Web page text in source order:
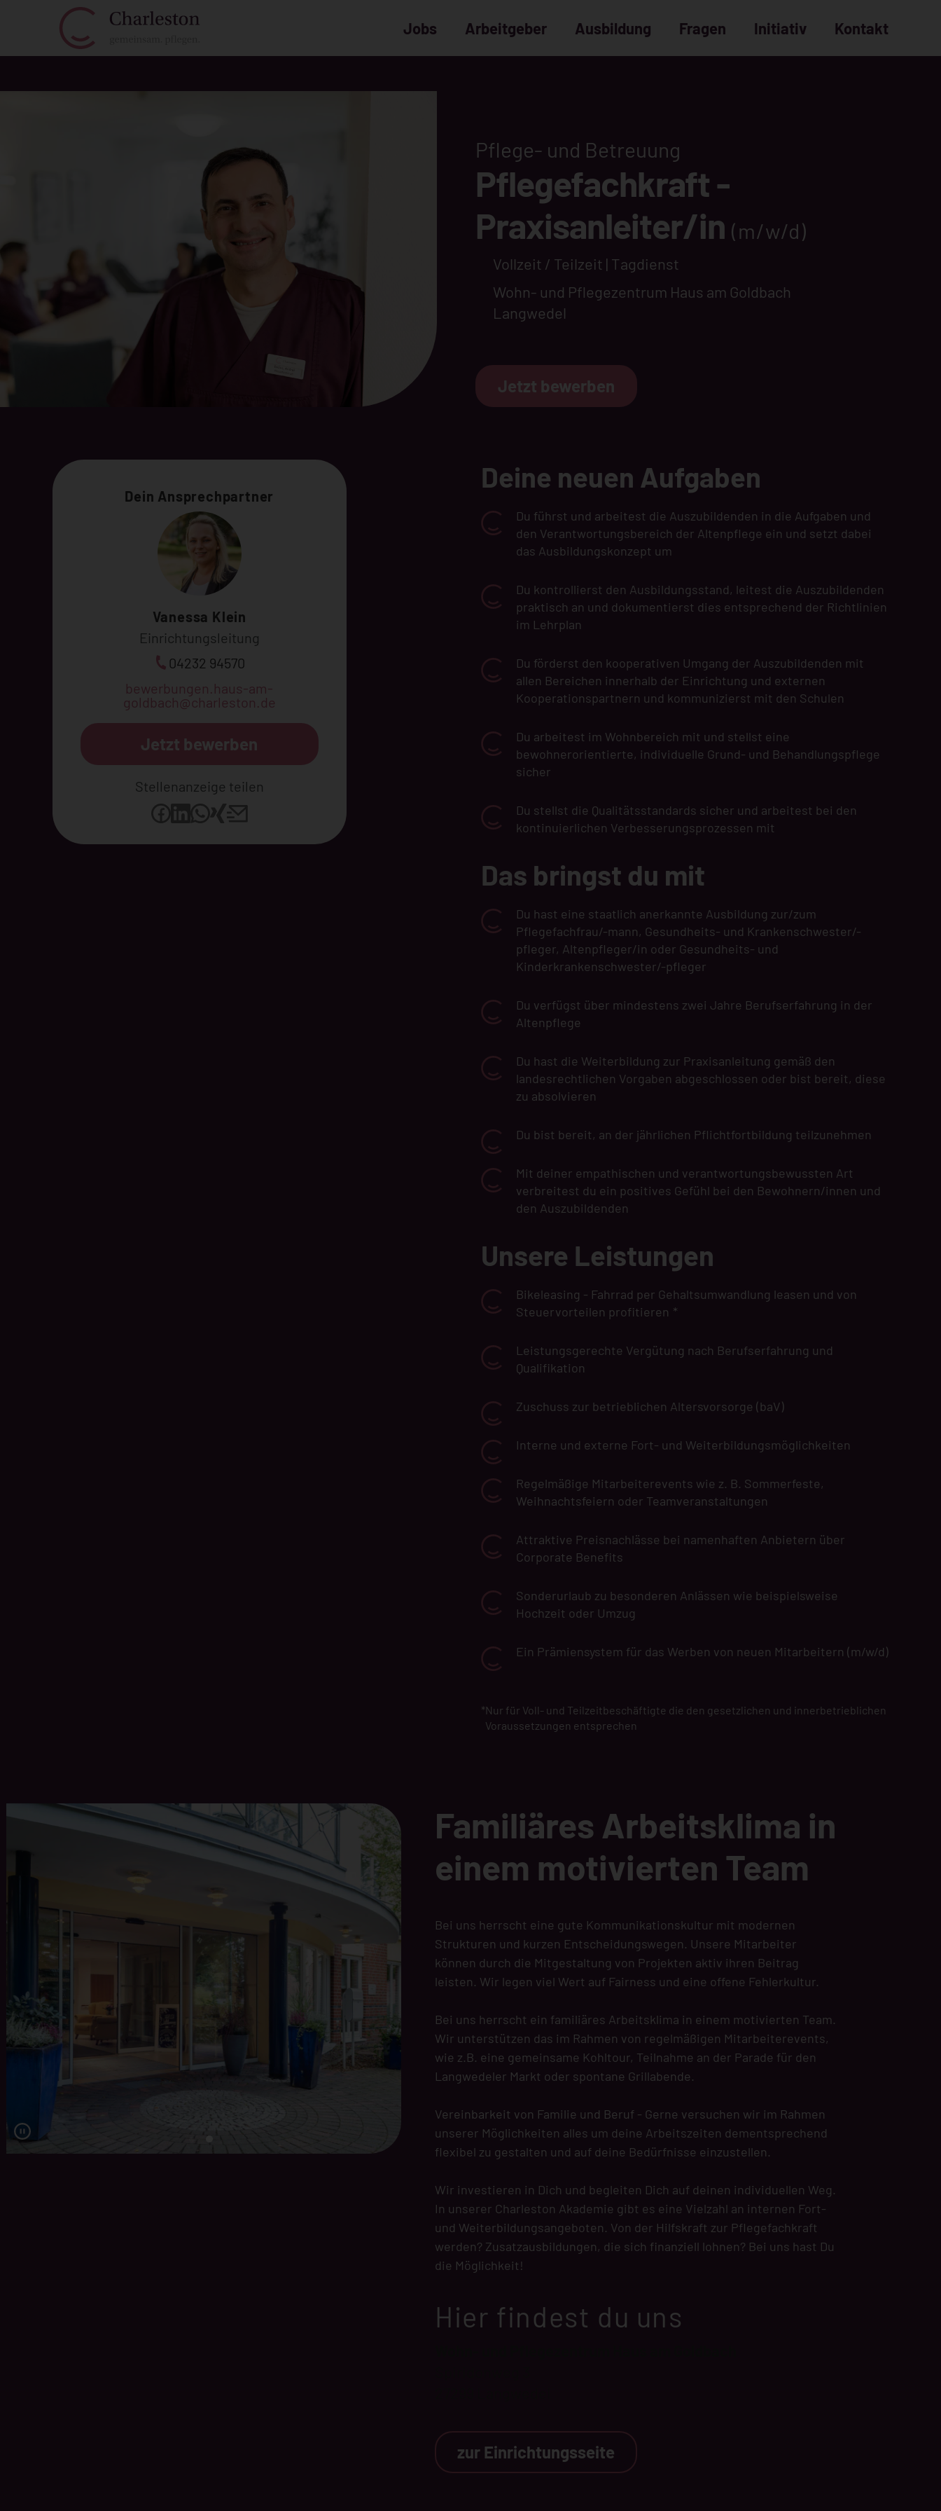
Jobs Arbeitgeber Ausbildung Fragen Initiativ Kontakt
Pflege- und Betreuung
Pflegefachkraft -
Praxisanleiter/in (m/w/d)
Vollzeit / Teilzeit | Tagdienst
Wohn- und Pflegezentrum Haus am Goldbach
Langwedel
Jetzt bewerben
Dein Ansprechpartner
Vanessa Klein
Einrichtungsleitung
04232 94570
bewerbungen.haus-am-
goldbach@charleston.de
Jetzt bewerben
Stellenanzeige teilen
Deine neuen Aufgaben
Du führst und arbeitest die Auszubildenden in die Aufgaben und
den Verantwortungsbereich der Altenpflege ein und setzt dabei
das Ausbildungskonzept um
Du kontrollierst den Ausbildungsstand, leitest die Auszubildenden
praktisch an und dokumentierst dies entsprechend der Richtlinien
im Lehrplan
Du förderst den kooperativen Umgang der Auszubildenden mit
allen Bereichen innerhalb der Einrichtung und externen
Kooperationspartnern und kommunizierst mit den Schulen
Du arbeitest im Wohnbereich mit und stellst eine
bewohnerorientierte, individuelle Grund- und Behandlungspflege
sicher
Du stellst die Qualitätsstandards sicher und arbeitest bei den
kontinuierlichen Verbesserungsprozessen mit
Das bringst du mit
Du hast eine staatlich anerkannte Ausbildung zur/zum
Pflegefachfrau/-mann, Gesundheits- und Krankenschwester/-
pfleger, Altenpfleger/in oder Gesundheits- und
Kinderkrankenschwester/-pfleger
Du verfügst über mindestens zwei Jahre Berufserfahrung in der
Altenpflege
Du hast die Weiterbildung zur Praxisanleitung gemäß den
landesrechtlichen Vorgaben abgeschlossen oder bist bereit, diese
zu absolvieren
Du bist bereit, an der jährlichen Pflichtfortbildung teilzunehmen
Mit deiner empathischen und verantwortungsbewussten Art
verbreitest du ein positives Gefühl bei den Bewohnern/innen und
den Auszubildenden
Unsere Leistungen
Bikeleasing - Fahrrad per Gehaltsumwandlung leasen und von
Steuervorteilen profitieren *
Leistungsgerechte Vergütung nach Berufserfahrung und
Qualifikation
Zuschuss zur betrieblichen Altersvorsorge (baV)
Interne und externe Fort- und Weiterbildungsmöglichkeiten
Regelmäßige Mitarbeiterevents wie z. B. Sommerfeste,
Weihnachtsfeiern oder Teamveranstaltungen
Attraktive Preisnachlässe bei namenhaften Anbietern über
Corporate Benefits
Sonderurlaub zu besonderen Anlässen wie beispielsweise
Hochzeit oder Umzug
Ein Prämiensystem für das Werben von neuen Mitarbeitern (m/w/d)
*Nur für Voll- und Teilzeitbeschäftigte die den gesetzlichen und innerbetrieblichen
Voraussetzungen entsprechen
Familiäres Arbeitsklima in
einem motivierten Team
Bei uns herrscht eine gute Kommunikationskultur mit modernen
Strukturen und kurzen Entscheidungswegen. Unsere Mitarbeiter
können durch die Mitgestaltung von Projekten aktiv ihren Beitrag
leisten. Wir legen viel Wert auf Fairness und eine offene Fehlerkultur.
Bei uns herrscht ein familiäres Arbeitsklima in einem motivierten Team.
Wir unterstützen das im Rahmen von regelmäßigen Mitarbeiterevents,
wie z.B. eine gemeinsame Kohltour, Teilnahme an der Parade für den
Langwedeler Markt oder spontane Grillabende.
Vereinbarkeit von Familie und Beruf - Gerne versuchen wir im Rahmen
unserer Möglichkeiten alles um deine Arbeitszeiten dementsprechend
flexibel zu gestalten und auf deine Bedürfnisse einzustellen.
Wir investieren in Dich und begleiten Dich auf deinen individuellen Weg.
In unserer Charleston Akademie gibt es eine Vielzahl an internen Fort-
und Weiterbildungsangeboten. Von der Hilfskraft zur Pflegefachkraft
werden? Zusatzausbildungen, die sich finanziell lohnen? Bei uns hast Du
die Möglichkeit!
Hier findest du uns
zur Einrichtungsseite